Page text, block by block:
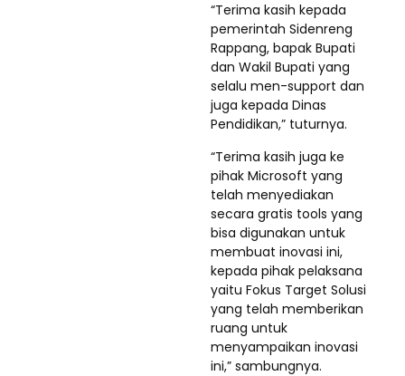
“Terima kasih kepada
pemerintah Sidenreng
Rappang, bapak Bupati
dan Wakil Bupati yang
selalu men-support dan
juga kepada Dinas
Pendidikan,” tuturnya.
“Terima kasih juga ke
pihak Microsoft yang
telah menyediakan
secara gratis tools yang
bisa digunakan untuk
membuat inovasi ini,
kepada pihak pelaksana
yaitu Fokus Target Solusi
yang telah memberikan
ruang untuk
menyampaikan inovasi
ini,” sambungnya.